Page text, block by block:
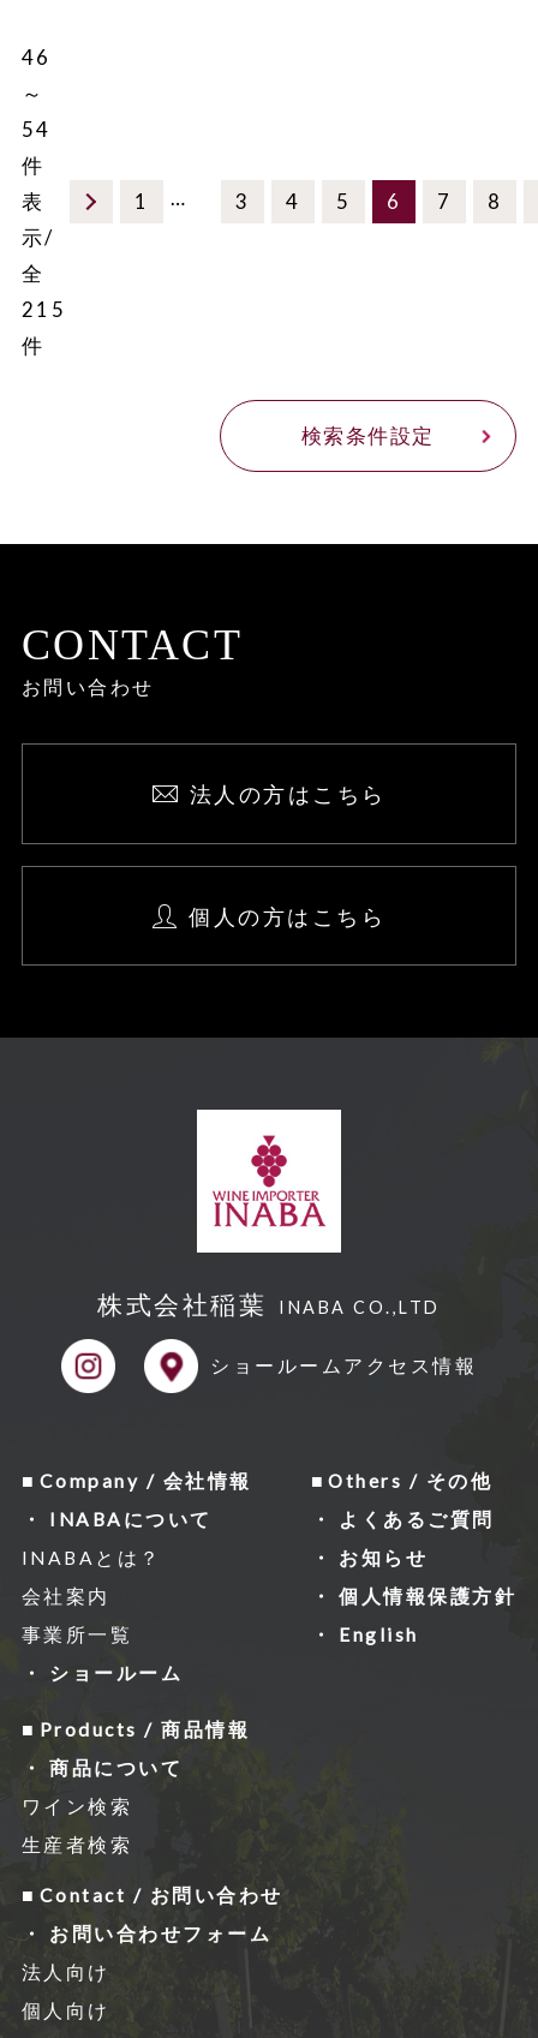
46
～
54
件
表
示/
全
215
件
1 … 3 4 5 6 7 8
検索条件設定
CONTACT
お問い合わせ
法人の方はこちら
個人の方はこちら
株式会社稲葉 INABA CO.,LTD
ショールーム アクセス情報
Company / 会社情報
INABAについて
INABAとは？
会社案内
事業所一覧
ショールーム
Products / 商品情報
商品について
ワイン検索
生産者検索
Others / その他
よくあるご質問
お知らせ
個人情報保護方針
English
Contact / お問い合わせ
お問い合わせフォーム
法人向け
個人向け